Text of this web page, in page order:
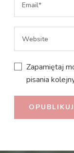
Zapamiętaj
pisania